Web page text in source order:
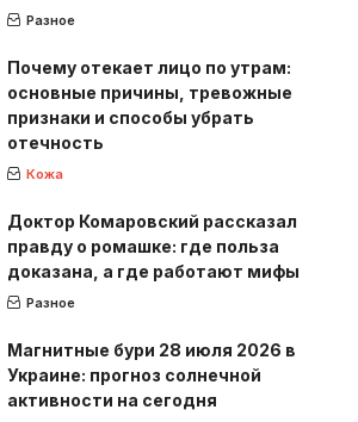
Разное
Почему отекает лицо по утрам:
основные причины, тревожные
признаки и способы убрать
отечность
Кожа
Доктор Комаровский рассказал
правду о ромашке: где польза
доказана, а где работают мифы
Разное
Магнитные бури 28 июля 2026 в
Украине: прогноз солнечной
активности на сегодня